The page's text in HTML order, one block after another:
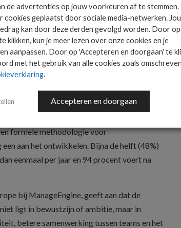
reactief
dat de betrokkenheid van bestuurders
van de organisaties (49,5%) pas toeneemt
organisaties (19%) meldt structurele en
zien. Meer dan zes op de tien
formele methodologie voor
aan het ontwikkelen. Bijna de helft (48%)
eenmaal per jaar en 94 procent voert na
bij ManageEngine, geeft aan dat de
ligt in bewustzijn of ambitie, maar in
betere samenwerking tussen teams en het
de advertenties op jouw voorkeuren af te stemmen.
cookies geplaatst door sociale media-netwerken.
kan door deze derden gevolgd worden. Door
klikken, kun je meer lezen over onze cookies en je
aanpassen. Door op 'Accepteren en doorgaan' te
met het gebruik van alle cookies zoals
.
Accepteren en doorgaan